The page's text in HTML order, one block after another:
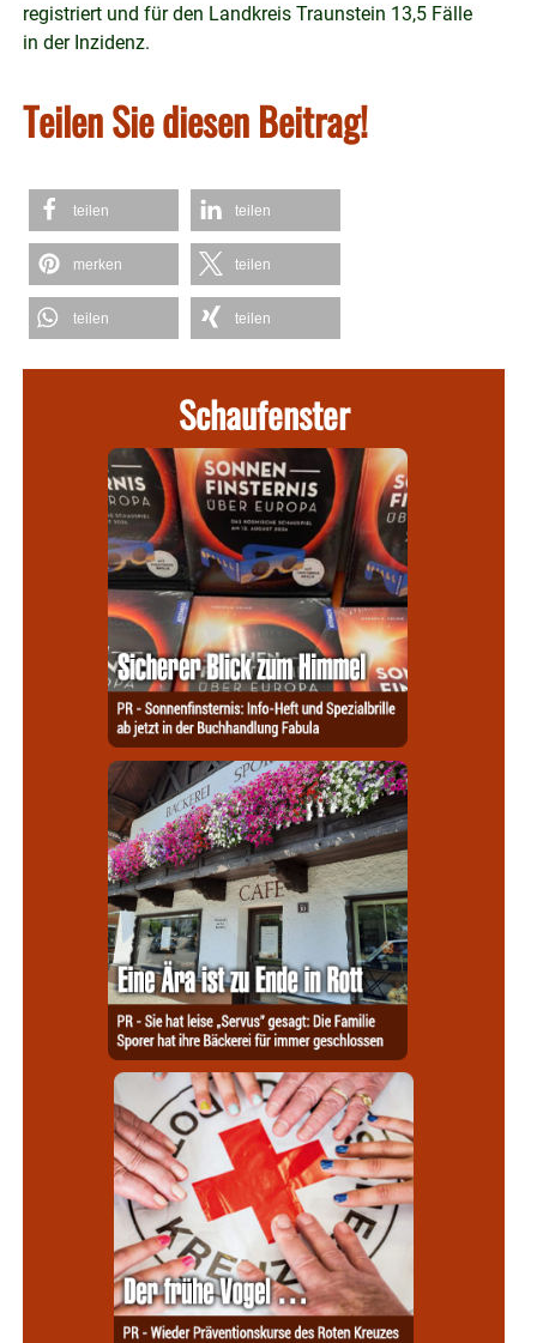
registriert und für den Landkreis Traunstein 13,5 Fälle
in der Inzidenz.
Teilen Sie diesen Beitrag!
teilen teilen
merken teilen
teilen teilen
Schaufenster